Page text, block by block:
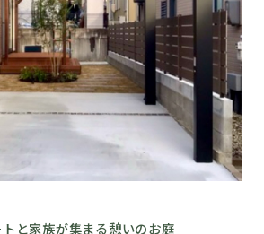
と家族が集まる憩いのお庭